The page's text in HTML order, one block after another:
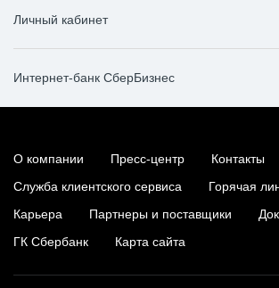
Личный кабинет
Интернет-банк СберБизнес
О компании Пресс-центр
Контакты
Служба клиентского сервиса
Горячая
Карьера
Партнеры и поставщики
ГК Сбербанк
Карта сайта